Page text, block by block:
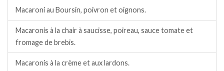
Macaroni au Boursin, poivron et oignons.
Macaronis à la chair à saucisse, poireau, sauce tomate et
fromage de brebis.
Macaronis à la crème et aux lardons.